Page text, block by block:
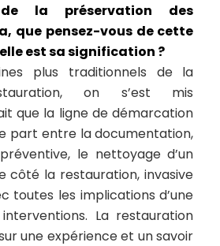
de la préservation des
que pensez-vous de cette
est sa signification ?
plus traditionnels de la
on s’est mis
que la ligne de démarcation
part entre la documentation,
le nettoyage d’un
côté la restauration, invasive
toutes les implications d’une
La restauration
une expérience et un savoir